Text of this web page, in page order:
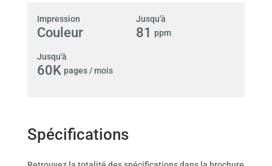
Impression
Couleur
Jusqu'à
81 ppm
Jusqu'à
60K pages / mois
Spécifications